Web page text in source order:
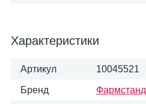
Характеристики
Артикул 10045521
Бренд